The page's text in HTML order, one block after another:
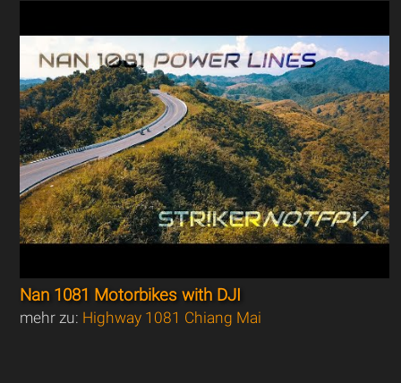
Nan 1081 Motorbikes with DJI
mehr zu: Highway 1081 Chiang Mai